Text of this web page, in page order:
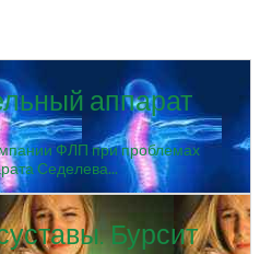
аппарат
ФЛП при проблемах
Седелева...
Бурсит